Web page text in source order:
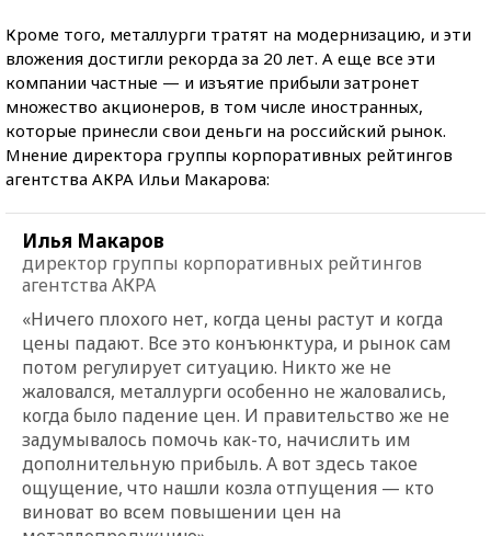
Кроме того, металлурги тратят на модернизацию, и эти
вложения достигли рекорда за 20 лет. А еще все эти
компании частные — и изъятие прибыли затронет
множество акционеров, в том числе иностранных,
которые принесли свои деньги на российский рынок.
Мнение директора группы корпоративных рейтингов
агентства АКРА Ильи Макарова:
Илья Макаров
директор группы корпоративных рейтингов
агентства АКРА
«Ничего плохого нет, когда цены растут и когда
цены падают. Все это конъюнктура, и рынок сам
потом регулирует ситуацию. Никто же не
жаловался, металлурги особенно не жаловались,
когда было падение цен. И правительство же не
задумывалось помочь как-то, начислить им
дополнительную прибыль. А вот здесь такое
ощущение, что нашли козла отпущения — кто
виноват во всем повышении цен на